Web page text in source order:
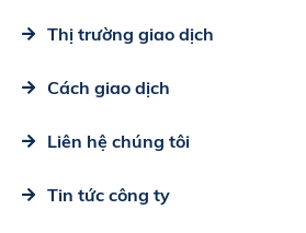
Thị trường giao dịch
Cách giao dịch
Liên hệ chúng tôi
Tin tức công ty